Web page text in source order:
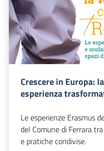
Crescere in Europa:
esperienza
Le esperienze Erasmus
del Comune di Ferrara
e pratiche condivise.